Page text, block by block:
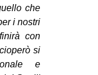
che
i nostri
con
si
e